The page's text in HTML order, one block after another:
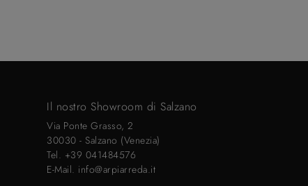
Il nostro Showroom di Salzano
Via Ponte Grasso, 2
30030 - Salzano (Venezia)
Tel. +39 041484576
E-Mail. info@arpiarreda.it